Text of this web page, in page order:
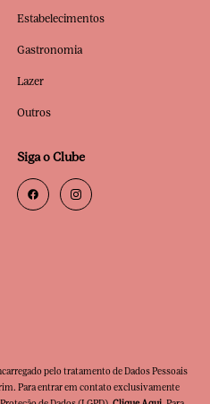
Estabelecimentos
Gastronomia
Lazer
Outros
Siga o Clube
pelo tratamento de Dados Pessoais
Para entrar em contato exclusivamente